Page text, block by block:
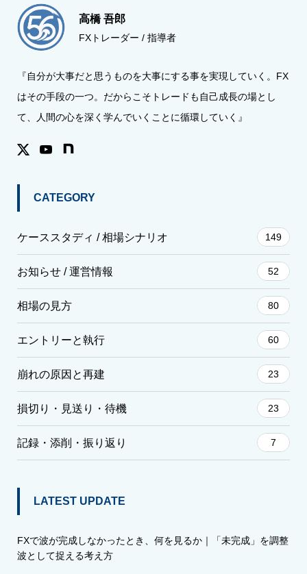
高橋 吾郎
FXトレーダー / 指導者
『自分が大事だと思うものを大事にする事を実現していく。FX
はその手段の一つ。だからこそトレードも自己成長の場とし
て、人間の心を深く学んでいくことに循環していく』
CATEGORY
ケーススタディ / 相場シナリオ 149
お知らせ / 運営情報 52
相場の見方 80
エントリーと執行 60
崩れの原因と再建 23
損切り・見送り・待機 23
記録・添削・振り返り 7
LATEST UPDATE
FXで波が完成しなかったとき、何を見るか｜「未完成」を調整
波として捉える考え方